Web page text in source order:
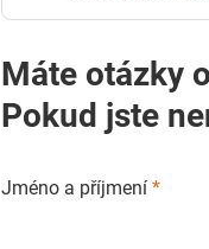
Máte otázky
Pokud jste
Jméno a příjmení*